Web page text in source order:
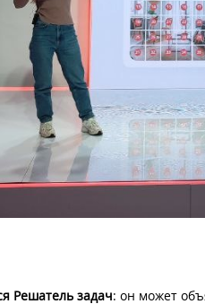
Решатель задач: он может